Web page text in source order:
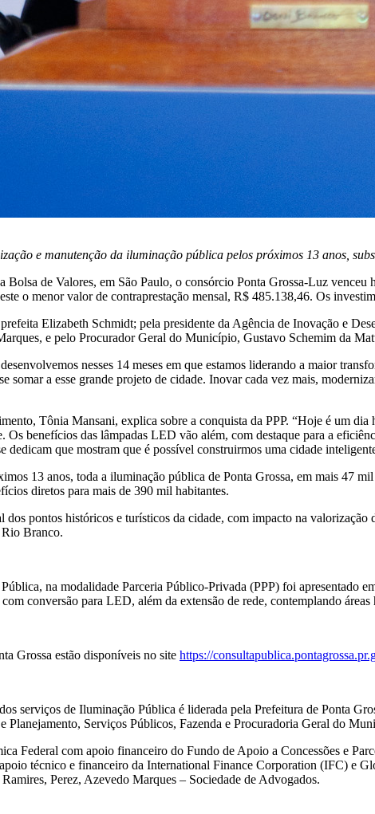
e manutenção da iluminação pública pelos próximos 13 anos,
de Valores, em São Paulo, o consórcio Ponta Grossa-Luz
o menor valor de contraprestação mensal, R$ 485.138,46. Os
Elizabeth Schmidt; pela presidente da Agência de Inovação e
e pelo Procurador Geral do Município, Gustavo Schemim da
nesses 14 meses em que estamos liderando a maior
somar a esse grande projeto de cidade. Inovar cada vez mais,
Tônia Mansani, explica sobre a conquista da PPP. “Hoje é um
Os benefícios das lâmpadas LED vão além, com destaque para a
dedicam que mostram que é possível construirmos uma cidade
13 anos, toda a iluminação pública de Ponta Grossa, em mais 47
diretos para mais de 390 mil habitantes.
dos pontos históricos e turísticos da cidade, com impacto na
Branco.
na modalidade Parceria Público-Privada (PPP) foi apresentado
conversão para LED, além da extensão de rede, contemplando
Grossa estão disponíveis no site https://
serviços de Iluminação Pública é liderada pela Prefeitura de Ponta
Planejamento, Serviços Públicos, Fazenda e Procuradoria Geral do
Federal com apoio financeiro do Fundo de Apoio a Concessões e
técnico e financeiro da International Finance Corporation (IFC) e
Perez, Azevedo Marques – Sociedade de Advogados.